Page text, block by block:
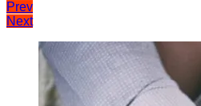
Навігація
записів
Prev
Next